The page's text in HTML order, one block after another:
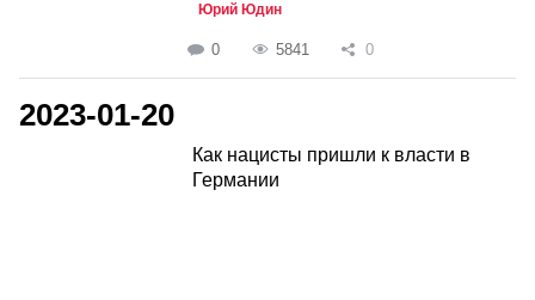
Юрий Юдин
0 5841 0
2023-01-20
Как нацисты пришли к власти в
Германии